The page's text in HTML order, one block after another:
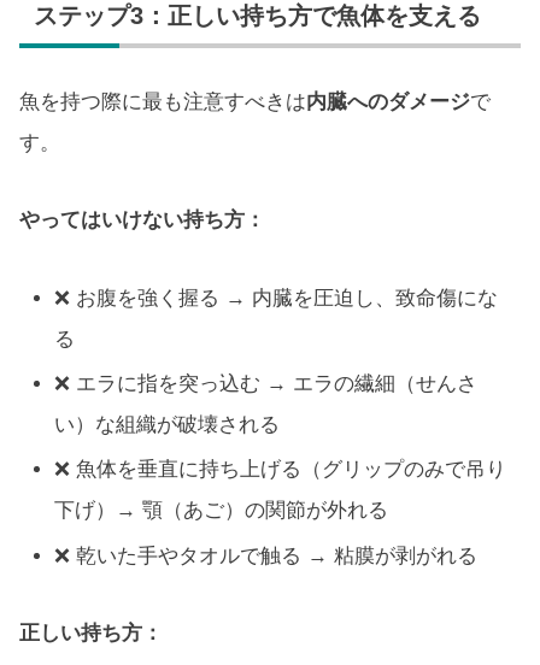
ステップ3：正しい持ち方で魚体を支える
魚を持つ際に最も注意すべきは内臓へのダメージで
す。
やってはいけない持ち方：
❌ お腹を強く握る → 内臓を圧迫し、致命傷にな
る
❌ エラに指を突っ込む → エラの繊細（せんさ
い）な組織が破壊される
❌ 魚体を垂直に持ち上げる（グリップのみで吊り
下げ）→ 顎（あご）の関節が外れる
❌ 乾いた手やタオルで触る → 粘膜が剥がれる
正しい持ち方：